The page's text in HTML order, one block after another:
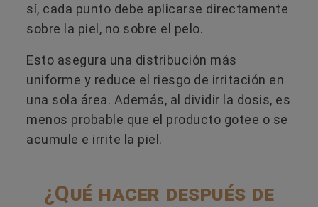
sí, cada punto debe aplicarse directamente
sobre la piel, no sobre el pelo.
Esto asegura una distribución más
uniforme y reduce el riesgo de irritación en
una sola área. Además, al dividir la dosis, es
menos probable que el producto gotee o se
acumule e irrite la piel.
¿Qué hacer después de